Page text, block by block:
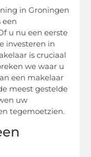
in Groningen
een
u nu een eerste
investeren in
is cruciaal
we waar u
een makelaar
meest gestelde
uw
tegemoetzien.